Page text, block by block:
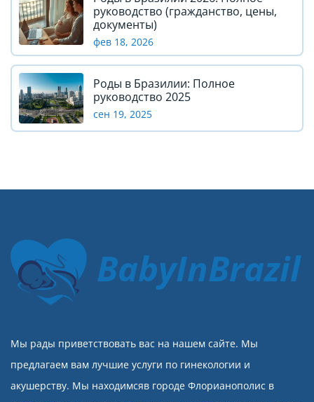
руководство (гражданство, цены,
документы)
фев 18, 2026
Роды в Бразилии: Полное
руководство 2025
сен 19, 2025
BabyInBrazil
Мы рады приветствовать вас на нашем сайте. Мы
предлагаем вам лучшие услуги по гинекологии и
акушерству. Мы находимсяв городе Флорианополис в